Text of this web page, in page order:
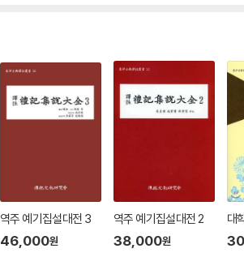
역주 예기집설대전 3
46,000원
역주 예기집설대전 2
38,000원
대